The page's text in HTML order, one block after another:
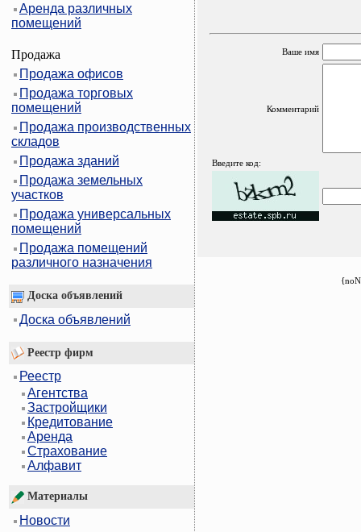
Аренда различных
помещений
Продажа
Продажа офисов
Продажа торговых
помещений
Продажа производственных
складов
Продажа зданий
Продажа земельных
участков
Продажа универсальных
помещений
Продажа помещений
различного назначения
Доска объявлений
Доска объявлений
Реестр фирм
Реестр
Агентства
Застройщики
Кредитование
Аренда
Страхование
Алфавит
Материалы
Новости
Ваше имя
Комментарий
Введите код: